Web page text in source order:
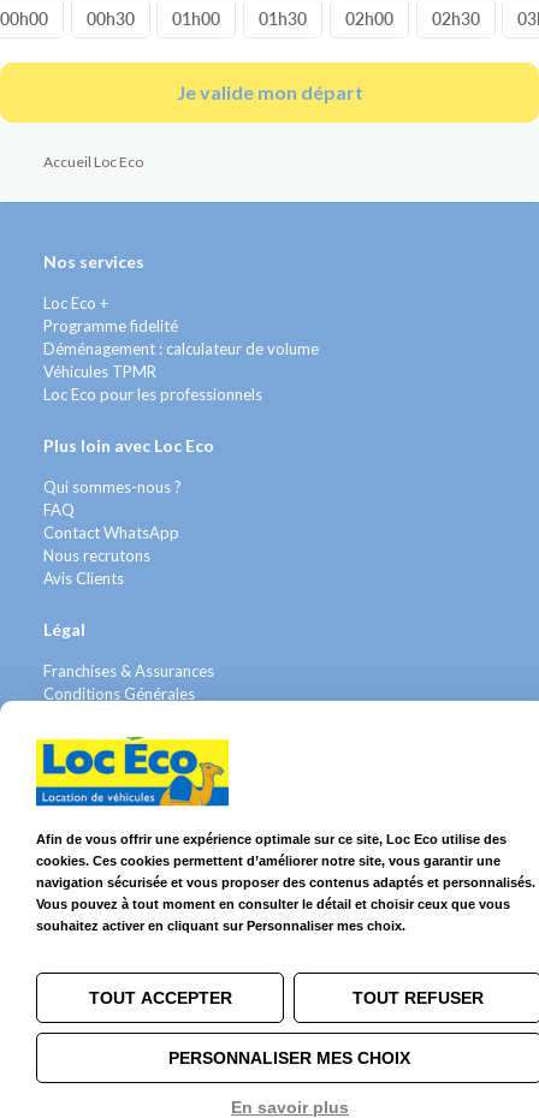
00h00 00h30 01h00 01h30 02h00 02h30
Je valide mon départ
Accueil Loc Eco
Nos services
Loc Eco +
Programme fidelité
Déménagement : calculateur de volume
Véhicules TPMR
Loc Eco pour les professionnels
Plus loin avec Loc Eco
Qui sommes-nous ?
FAQ
Contact WhatsApp
Nous recrutons
Avis Clients
Légal
Franchises & Assurances
Conditions Générales
Mentions Légales
Cookies
Suivez-nous sur
© 2026 Loc Eco – Location de voitures, utilitaires et camions dans le
Grand Ouest
Afin de vous offrir une expérience optimale sur ce site, Loc Eco utilise des
cookies. Ces cookies permettent d’améliorer notre site, vous garantir une
navigation sécurisée et vous proposer des contenus adaptés et personnalisés.
Vous pouvez à tout moment en consulter le détail et choisir ceux que vous
souhaitez activer en cliquant sur Personnaliser mes choix.
TOUT ACCEPTER TOUT REFUSER
PERSONNALISER MES CHOIX
En savoir plus